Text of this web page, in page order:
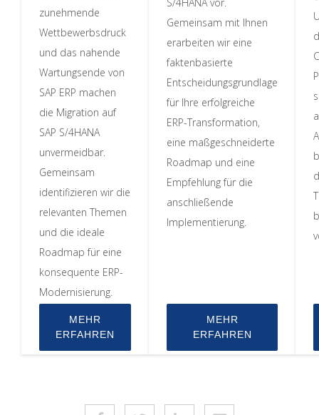
zunehmende
Wettbewerbsdruck
und das nahende
Wartungsende von
SAP ERP machen
die Migration auf
SAP S/4HANA
unvermeidbar.
Gemeinsam
identifizieren wir die
relevanten Themen
und die ideale
Roadmap für eine
konsequente ERP-
Modernisierung.
MEHR
ERFAHREN
Gemeinsam mit Ihnen
erarbeiten wir eine
faktenbasierte
Entscheidungsgrundlage
für Ihre erfolgreiche
ERP-Transformation,
eine maßgeschneiderte
Roadmap und eine
Empfehlung für die
anschließende
Implementierung.
MEHR
ERFAHREN